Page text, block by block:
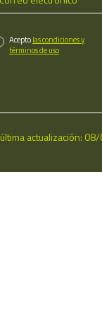
Aceptolas condiciones y
términos de uso
actualización: